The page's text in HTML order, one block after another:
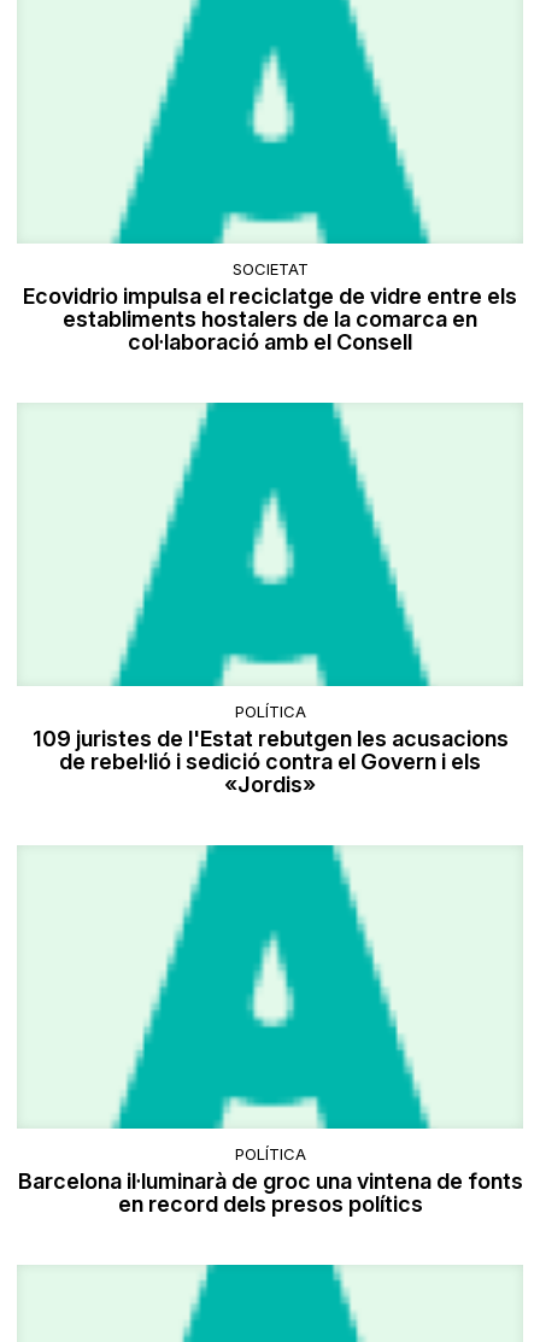
SOCIETAT
Ecovidrio impulsa el reciclatge de vidre entre els
establiments hostalers de la comarca en
col·laboració amb el Consell
POLÍTICA
109 juristes de l'Estat rebutgen les acusacions
de rebel·lió i sedició contra el Govern i els
«Jordis»
POLÍTICA
Barcelona il·luminarà de groc una vintena de fonts
en record dels presos polítics